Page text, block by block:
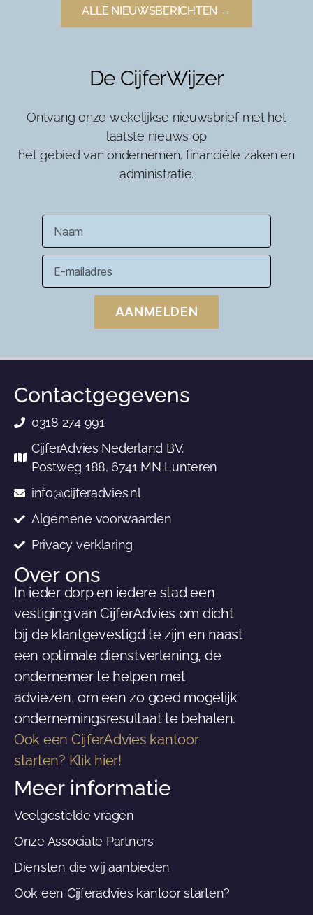
ALLE NIEUWSBERICHTEN →
De CijferWijzer
Ontvang onze wekelijkse nieuwsbrief met het
laatste nieuws op
het gebied van ondernemen, financiële zaken en
administratie.
AANMELDEN
Contactgegevens
0318 274 991
CijferAdvies Nederland BV.
Postweg 188, 6741 MN Lunteren
info@cijferadvies.nl
Algemene voorwaarden
Privacy verklaring
Over ons
In ieder dorp en iedere stad een
vestiging van CijferAdvies om dicht
bij de klantgevestigd te zijn en naast
een optimale dienstverlening, de
ondernemer te helpen met
adviezen, om een zo goed mogelijk
ondernemingsresultaat te behalen.
Ook een CijferAdvies kantoor
starten? Klik hier!
Meer informatie
Veelgestelde vragen
Onze Associate Partners
Diensten die wij aanbieden
Ook een Cijferadvies kantoor starten?